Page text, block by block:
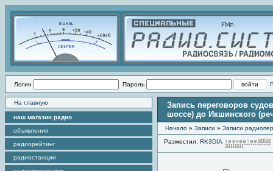
Логин Пароль
На главную
наш магазин радио
объявления
радиорейтинг
радиостанции
Запись переговоров
шоссе) до Икшинского
Начало » Записи » Записи
Разместил: RK3DIA